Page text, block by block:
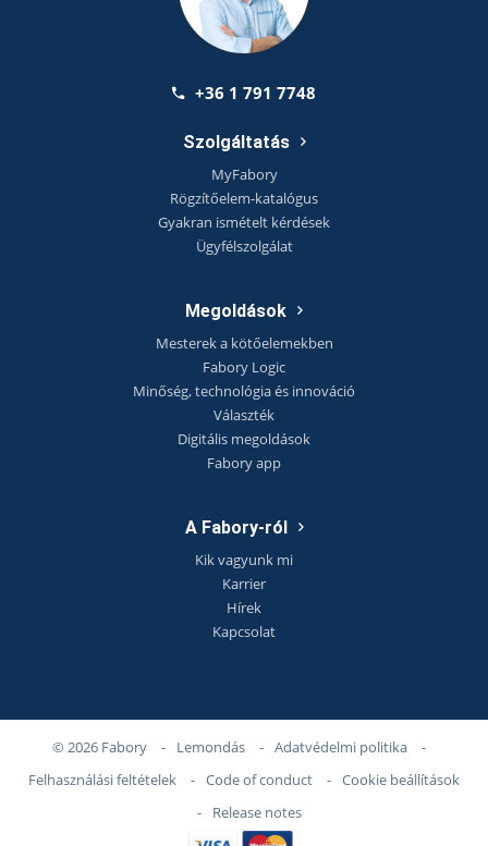
+36 1 791 7748
Szolgáltatás
MyFabory
Rögzítőelem-katalógus
Gyakran ismételt kérdések
Ügyfélszolgálat
Megoldások
Mesterek a kötőelemekben
Fabory Logic
Minőség, technológia és innováció
Választék
Digitális megoldások
Fabory app
A Fabory-ról
Kik vagyunk mi
Karrier
Hírek
Kapcsolat
© 2026 Fabory - Lemondás - Adatvédelmi politika
-
Felhasználási feltételek
- Code of conduct - Cookie beállítások
-
Release notes